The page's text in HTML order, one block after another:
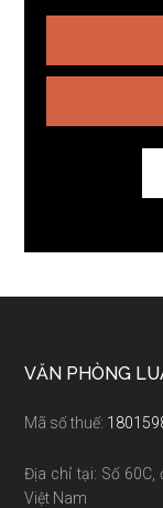
Footer
VĂN PHÒNG
Mã số thuế:
Địa chỉ tại: Số 60C,
Việt Nam